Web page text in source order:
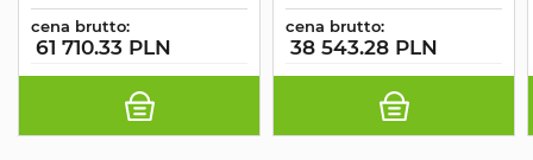
cena brutto:
61 710.33 PLN
cena brutto:
38 543.28 PLN